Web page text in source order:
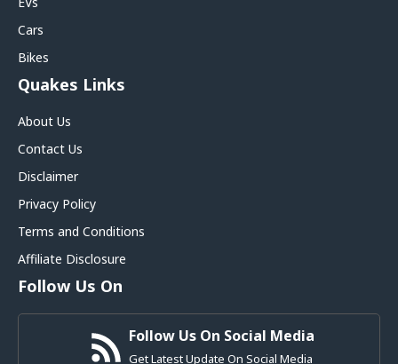
Cars
Bikes
Quakes Links
About Us
Contact Us
Disclaimer
Privacy Policy
Terms and Conditions
Affiliate Disclosure
Follow Us On
Follow Us On Social Media
Get Latest Update On Social Media